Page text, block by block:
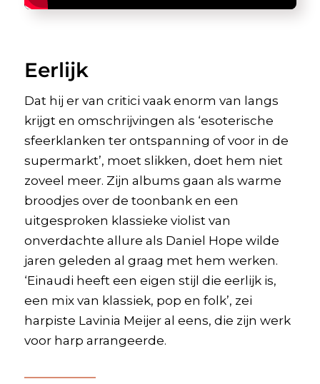
Eerlijk
Dat hij er van critici vaak enorm van langs
krijgt en omschrijvingen als ‘esoterische
sfeerklanken ter ontspanning of voor in de
supermarkt’, moet slikken, doet hem niet
zoveel meer. Zijn albums gaan als warme
broodjes over de toonbank en een
uitgesproken klassieke violist van
onverdachte allure als Daniel Hope wilde
jaren geleden al graag met hem werken.
‘Einaudi heeft een eigen stijl die eerlijk is,
een mix van klassiek, pop en folk’, zei
harpiste Lavinia Meijer al eens, die zijn werk
voor harp arrangeerde.